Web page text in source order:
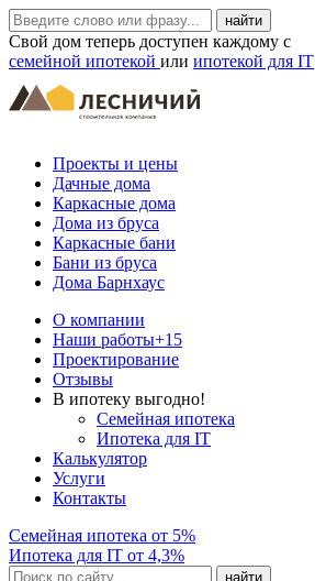
Свой дом теперь доступен каждому с
семейной ипотекой или ипотекой для IT
Проекты и цены
Дачные дома
Каркасные дома
Дома из бруса
Каркасные бани
Бани из бруса
Дома Барнхаус
О компании
Наши работы+15
Проектирование
Отзывы
В ипотеку выгодно!
Семейная ипотека
Ипотека для IT
Калькулятор
Услуги
Контакты
Семейная ипотека от 5%
Ипотека для IT от 4,3%